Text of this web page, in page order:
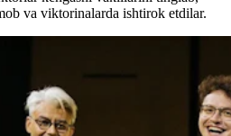
va viktorinalarda ishtirok etdilar.